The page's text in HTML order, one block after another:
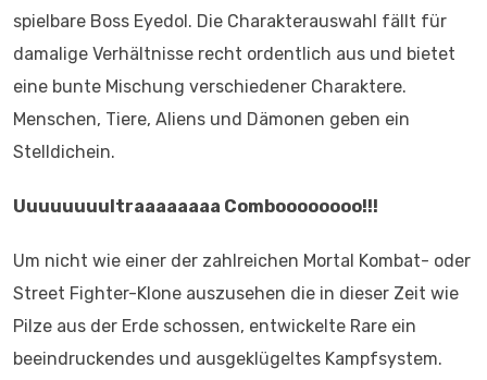
spielbare Boss Eyedol. Die Charakterauswahl fällt für
damalige Verhältnisse recht ordentlich aus und bietet
eine bunte Mischung verschiedener Charaktere.
Menschen, Tiere, Aliens und Dämonen geben ein
Stelldichein.
Uuuuuuuultraaaaaaaa Comboooooooo!!!
Um nicht wie einer der zahlreichen Mortal Kombat- oder
Street Fighter-Klone auszusehen die in dieser Zeit wie
Pilze aus der Erde schossen, entwickelte Rare ein
beeindruckendes und ausgeklügeltes Kampfsystem.